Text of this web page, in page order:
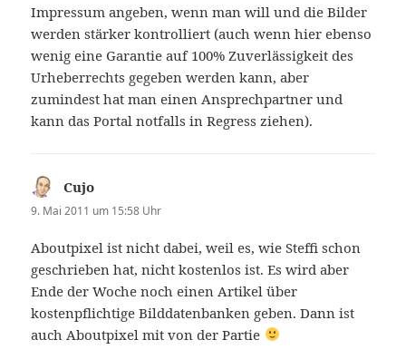
Impressum angeben, wenn man will und die Bilder
werden stärker kontrolliert (auch wenn hier ebenso
wenig eine Garantie auf 100% Zuverlässigkeit des
Urheberrechts gegeben werden kann, aber
zumindest hat man einen Ansprechpartner und
kann das Portal notfalls in Regress ziehen).
Cujo
9. Mai 2011 um 15:58 Uhr
Aboutpixel ist nicht dabei, weil es, wie Steffi schon
geschrieben hat, nicht kostenlos ist. Es wird aber
Ende der Woche noch einen Artikel über
kostenpflichtige Bilddatenbanken geben. Dann ist
auch Aboutpixel mit von der Partie